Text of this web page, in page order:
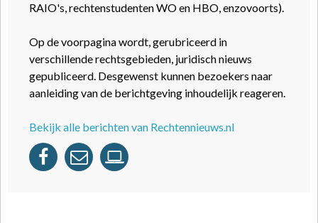
RAIO's, rechtenstudenten WO en HBO, enzovoorts).
Op de voorpagina wordt, gerubriceerd in
verschillende rechtsgebieden, juridisch nieuws
gepubliceerd. Desgewenst kunnen bezoekers naar
aanleiding van de berichtgeving inhoudelijk reageren.
Bekijk alle berichten van Rechtennieuws.nl